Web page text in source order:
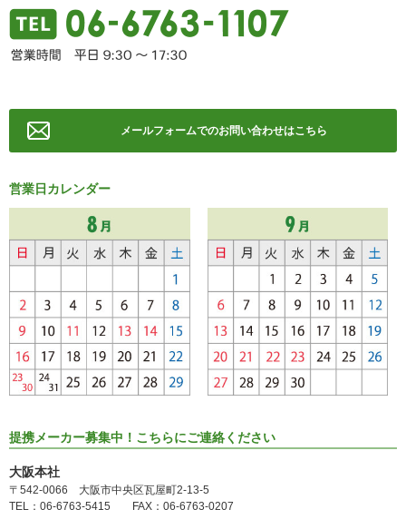
メールフォームでのお問い合わせはこちら
営業日カレンダー
提携メーカー募集中！こちらにご連絡ください
大阪本社
〒542-0066 大阪市中央区瓦屋町2-13-5
TEL：06-6763-5415 FAX：06-6763-0207